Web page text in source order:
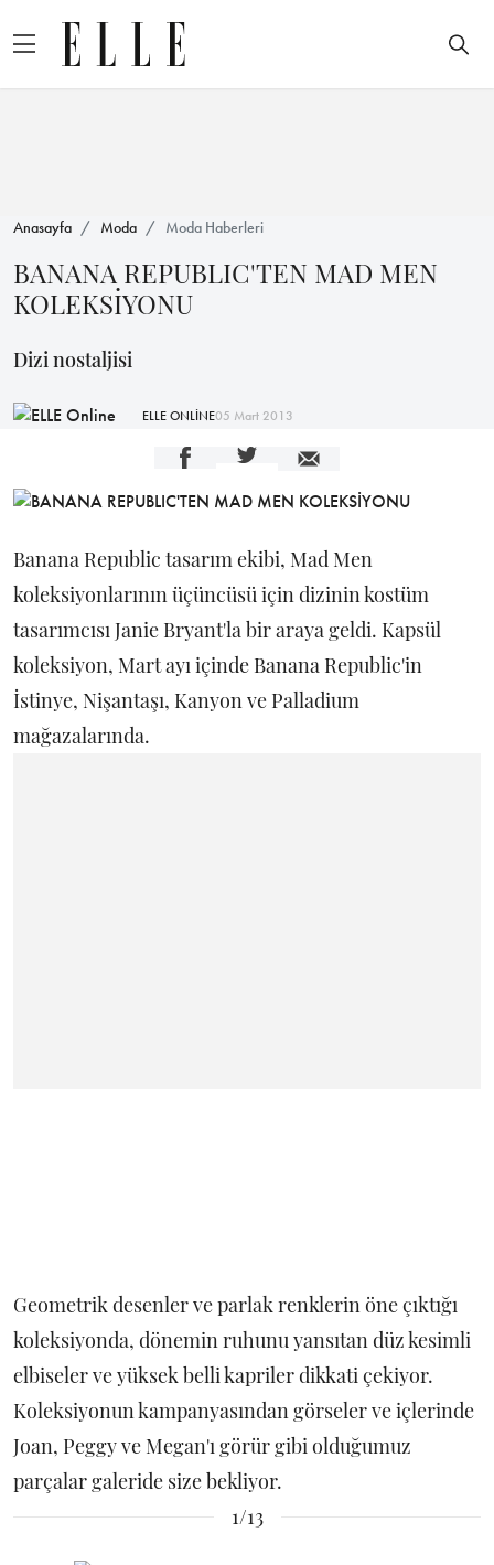
Anasayfa Moda Moda Haberleri
BANANA REPUBLIC'TEN MAD MEN
KOLEKSİYONU
Dizi nostaljisi
ELLE ONLİNE05 Mart 2013
Banana Republic tasarım ekibi, Mad Men
koleksiyonlarının üçüncüsü için dizinin kostüm
tasarımcısı Janie Bryant'la bir araya geldi. Kapsül
koleksiyon, Mart ayı içinde Banana Republic'in
İstinye, Nişantaşı, Kanyon ve Palladium
mağazalarında.
Geometrik desenler ve parlak renklerin öne çıktığı
koleksiyonda, dönemin ruhunu yansıtan düz kesimli
elbiseler ve yüksek belli kapriler dikkati çekiyor.
Koleksiyonun kampanyasından görseler ve içlerinde
Joan, Peggy ve Megan'ı görür gibi olduğumuz
parçalar galeride size bekliyor.
1/13